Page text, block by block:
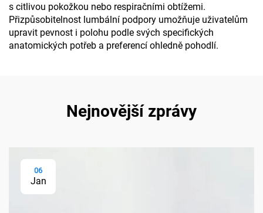
s citlivou pokožkou nebo respiračními obtížemi.
Přizpůsobitelnost lumbální podpory umožňuje uživatelům
upravit pevnost i polohu podle svých specifických
anatomických potřeb a preferencí ohledně pohodlí.
Nejnovější zprávy
06
Jan